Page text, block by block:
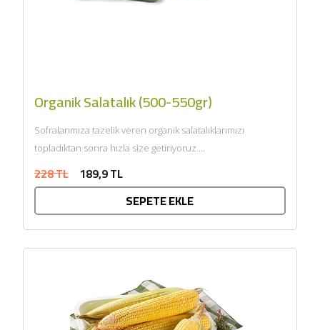
Organik Salatalık (500-550gr)
Sofralarımıza tazelik veren organik salatalıklarımızı
topladıktan sonra hızla size getiriyoruz....
228 TL 189,9 TL
SEPETE EKLE